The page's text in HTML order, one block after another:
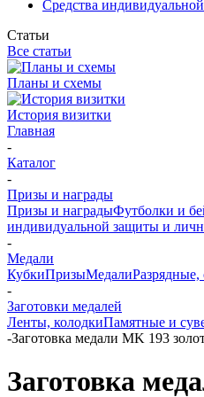
Средства
Статьи
Все статьи
Планы и схемы
История визитки
Главная
-
Каталог
-
Призы и награды
Призы и наградыФутболки и
индивидуальной защиты и
-
Медали
КубкиПризыМедали
-
Заготовки медалей
Ленты, колодкиПамятные и
-Заготовка медали MK 193
Заготовка